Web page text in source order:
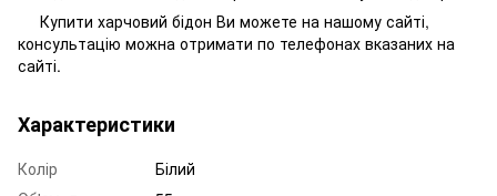
Купити харчовий бідон Ви можете на нашому сайті,
консультацію можна отримати по телефонах вказаних на
сайті.
Характеристики
Колір
Білий